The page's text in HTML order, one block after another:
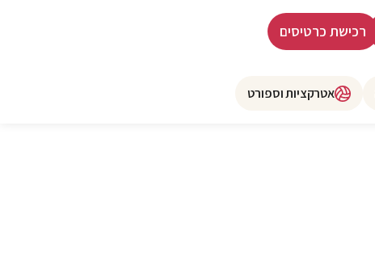
רכישת כרטיסים
אטרקציות וספורט